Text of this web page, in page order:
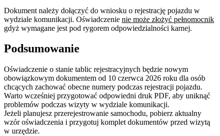
Dokument należy dołączyć do wniosku o rejestrację pojazdu w
wydziale komunikacji. Oświadczenie nie może złożyć pełnomocnik
gdyż wymagane jest pod rygorem odpowiedzialności karnej.
Podsumowanie
Oświadczenie o stanie tablic rejestracyjnych będzie nowym
obowiązkowym dokumentem od 10 czerwca 2026 roku dla osób
chcących zachować obecne numery podczas rejestracji pojazdu.
Warto wcześniej przygotować odpowiedni druk PDF, aby uniknąć
problemów podczas wizyty w wydziale komunikacji.
Jeżeli planujesz przerejestrowanie samochodu, pobierz aktualny
wzór oświadczenia i przygotuj komplet dokumentów przed wizytą
w urzędzie.